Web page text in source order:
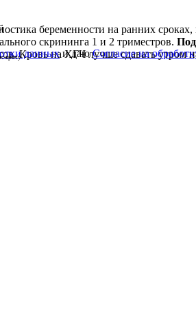
данныхи даюСогласие на
врачу
беременности на ранних
скрининга 1 и 2 триместров.
Кровь на ХГЧ лучше сдавать утром